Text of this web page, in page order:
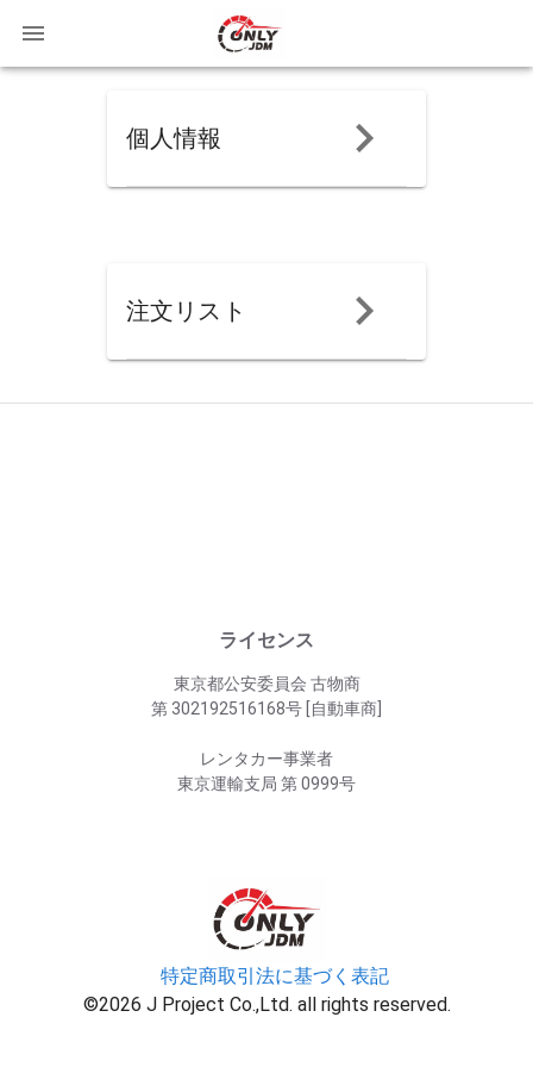
個人情報
注文リスト
ライセンス
東京都公安委員会 古物商
第 302192516168号 [自動車商]
レンタカー事業者
東京運輸支局 第 0999号
特定商取引法に基づく表記
©2026 J Project Co.,Ltd. all rights reserved.